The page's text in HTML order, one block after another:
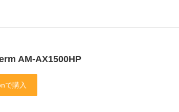
AM-AX1500HP